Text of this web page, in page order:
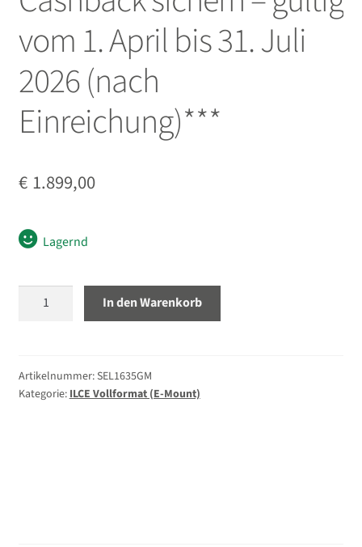
öffnen
Zubehör
Taschen/Rucksäcke
Stative
vom 1. April bis 31. Juli
2026 (nach
Einreichung)***
€ 1.899,00
Lagernd
Sony
2.8
GM
In den Warenkorb
Artikelnummer:SEL1635GM
Kategorie:ILCE Vollformat (E-Mount)